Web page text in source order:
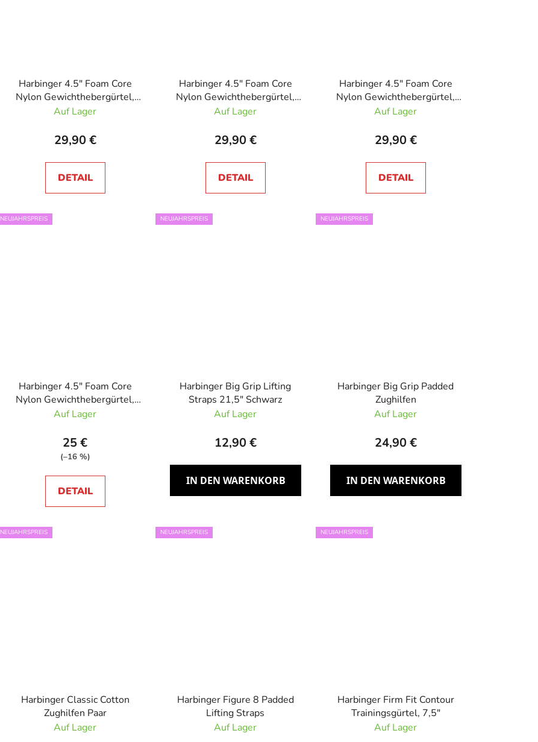
Harbinger 4.5" Foam Core
Nylon Gewichthebergürtel,
Unisex Grey Camo
Auf Lager
29,90 €
DETAIL
Harbinger 4.5" Foam Core
Nylon Gewichthebergürtel,
Unisex Schwarz
Auf Lager
29,90 €
DETAIL
Harbinger 4.5" Foam Core
Nylon Gewichthebergürtel,
Unisex Tan Camo
Auf Lager
29,90 €
DETAIL
NEUJAHRSPREIS
Harbinger 4.5" Foam Core
Nylon Gewichthebergürtel,
Unisex Woodland Camo
Auf Lager
25 €
(–16 %)
DETAIL
NEUJAHRSPREIS
Harbinger Big Grip Lifting
Straps 21,5" Schwarz
Auf Lager
12,90 €
IN DEN WARENKORB
NEUJAHRSPREIS
Harbinger Big Grip Padded
Zughilfen
Auf Lager
24,90 €
IN DEN WARENKORB
NEUJAHRSPREIS
Harbinger Classic Cotton
Zughilfen Paar
Auf Lager
NEUJAHRSPREIS
Harbinger Figure 8 Padded
Lifting Straps
Auf Lager
NEUJAHRSPREIS
Harbinger Firm Fit Contour
Trainingsgürtel, 7,5"
Auf Lager